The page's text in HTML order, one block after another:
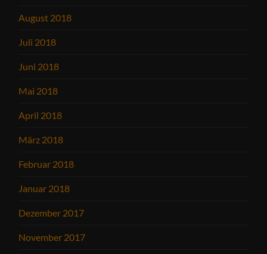
August 2018
Juli 2018
Juni 2018
Mai 2018
April 2018
März 2018
Februar 2018
Januar 2018
Dezember 2017
November 2017